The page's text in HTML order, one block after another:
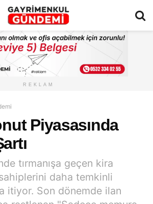
REKLAM
Piyasasında
tırmanışa geçen kira
daha temkinli
itiyor. Son dönemde ilan